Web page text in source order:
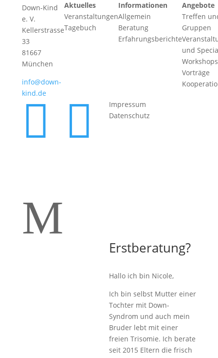
Down-Kind
e. V.
Kellerstrasse
33
81667
München
info@down-
kind.de
Aktuelles
Veranstaltungen
Tagebuch
Informationen
Allgemein
Beratung
Erfahrungsberichte
Angebote
Treffen
Gruppen
und
Vorträge
 
Impressum
Datenschutz
M
Erstberatung?
Hallo ich bin Nicole,
Ich bin selbst Mutter einer
Tochter mit Down-
Syndrom und auch mein
Bruder lebt mit einer
freien Trisomie. Ich berate
seit 2015 Eltern die frisch